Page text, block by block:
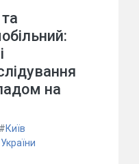
на
#Київ